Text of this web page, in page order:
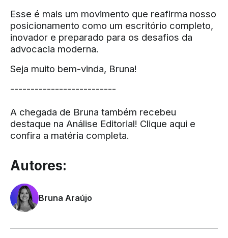
Esse é mais um movimento que reafirma nosso
posicionamento como um escritório completo,
inovador e preparado para os desafios da
advocacia moderna.
Seja muito bem-vinda, Bruna!
--------------------------
A chegada de Bruna também recebeu
destaque na Análise Editorial! Clique aqui e
confira a matéria completa.
Autores:
Bruna Araújo